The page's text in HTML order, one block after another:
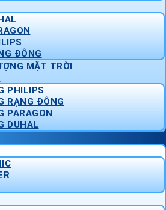
ĐÔNG
MẶT TRỜI
PHILIPS
RẠNG ĐÔNG
PARAGON
DUHAL